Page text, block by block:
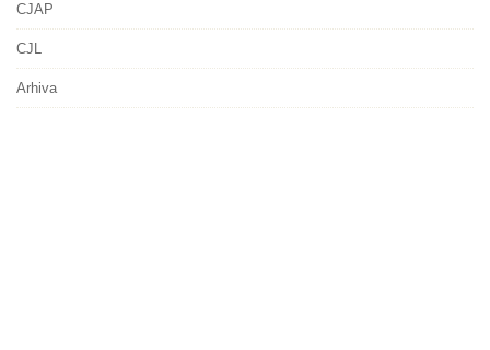
CJAP
CJL
Arhiva